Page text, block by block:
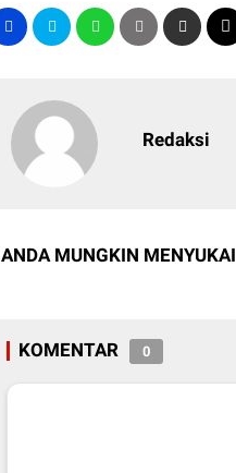
Redaksi
ANDA MUNGKIN
KOMENTAR 0